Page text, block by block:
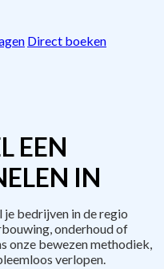
Direct boeken
EEN
IN
bedrijven in de regio
onderhoud of
onze bewezen methodiek,
verlopen.